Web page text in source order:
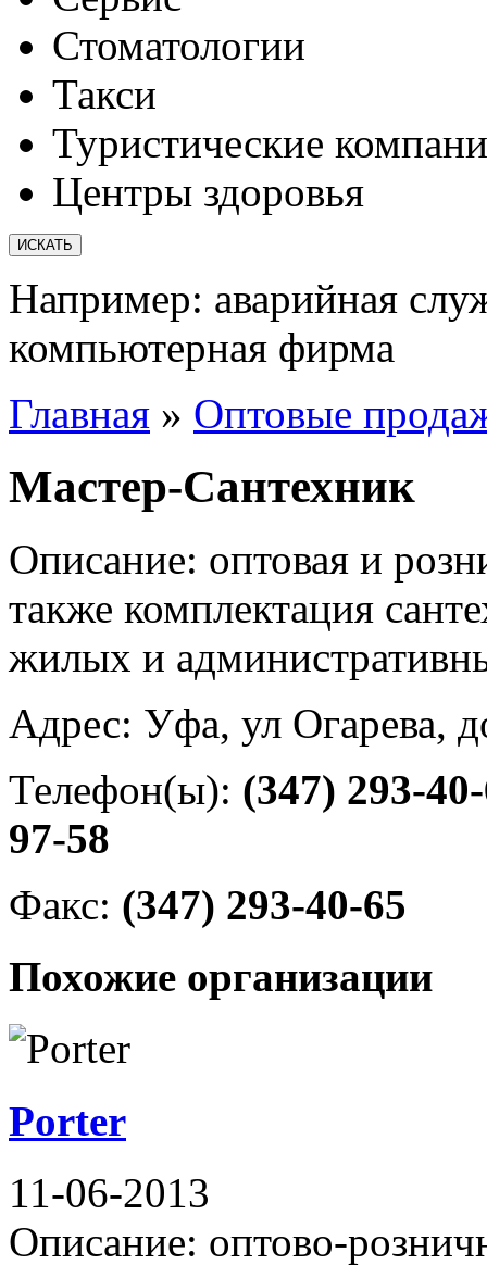
Стоматологии
Такси
Туристические
Центры здоровья
Например: аварийная
компьютерная фирма
Главная » Оптовые
Мастер-Сантехник
Описание: оптовая и
также комплектация
жилых и
Адрес: Уфа, ул Огарева,
Телефон(ы): (347) 293-
97-58
Факс: (347) 293-40-65
Похожие организации
Porter
11-06-2013
Описание: оптово-